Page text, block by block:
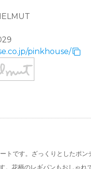
pinkhouse/
トです。ざっくりとしたポン
。 花柄のレギパンもおしゃれ